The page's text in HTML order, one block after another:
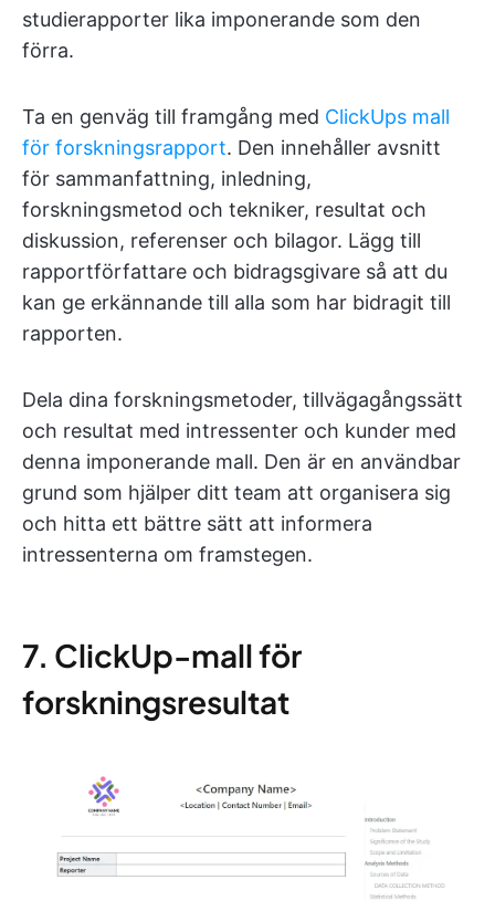
studierapporter lika imponerande som den
förra.
Ta en genväg till framgång med ClickUps mall
för forskningsrapport. Den innehåller avsnitt
för sammanfattning, inledning,
forskningsmetod och tekniker, resultat och
diskussion, referenser och bilagor. Lägg till
rapportförfattare och bidragsgivare så att du
kan ge erkännande till alla som har bidragit till
rapporten.
Dela dina forskningsmetoder, tillvägagångssätt
och resultat med intressenter och kunder med
denna imponerande mall. Den är en användbar
grund som hjälper ditt team att organisera sig
och hitta ett bättre sätt att informera
intressenterna om framstegen.
7. ClickUp-mall för
forskningsresultat